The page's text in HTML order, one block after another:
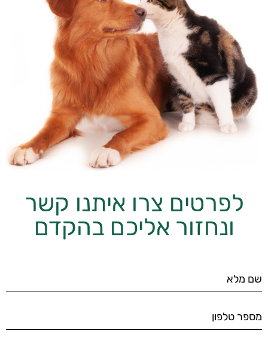
לפרטים צרו איתנו קשר
ונחזור אליכם בהקדם